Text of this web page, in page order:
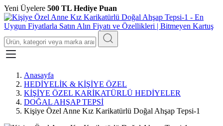
Yeni Üyelere 500 TL Hediye Puan
Anasayfa
HEDİYELİK & KİŞİYE ÖZEL
KİŞİYE ÖZEL KARİKATÜRLÜ HEDİYELER
DOĞAL AHŞAP TEPSİ
Kişiye Özel Anne Kız Karikatürlü Doğal Ahşap Tepsi-1